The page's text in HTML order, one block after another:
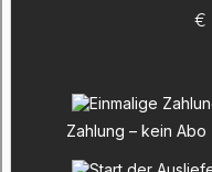
€
Zahlung – kein Abo